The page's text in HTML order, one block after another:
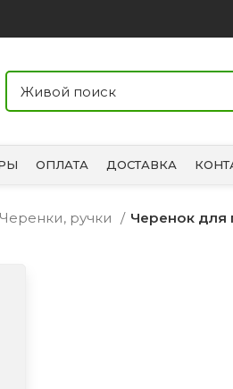
ОПЛАТА ДОСТАВКА
Черенки, ручки Черенок для